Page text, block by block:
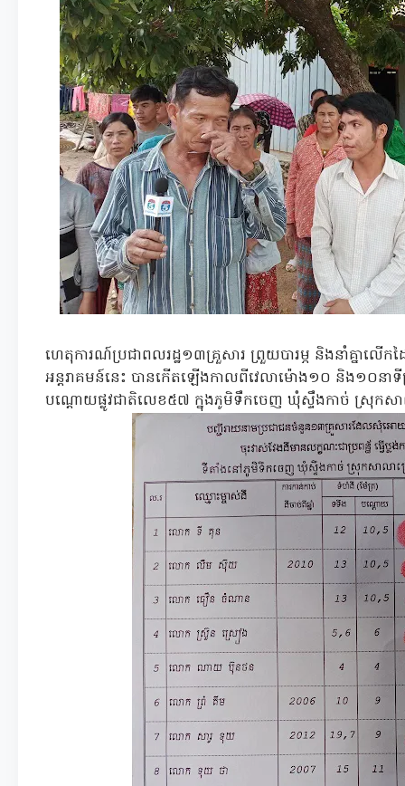
ហេតុការណ៍ប្រជាពលរដ្ឋ១៣គ្រួសារ ព្រួយបារម្ភ និងនាំគ្នាលើក
អន្តរាគមន៍នេះ បានកើតឡើងកាលពីវេលាម៉ោង១០ និង១០នា
បណ្តោយផ្លូវជាតិលេខ៥៧ ក្នុងភូមិទឹកចេញ ឃុំស្ទឹងកាច់ ស្រុកសា